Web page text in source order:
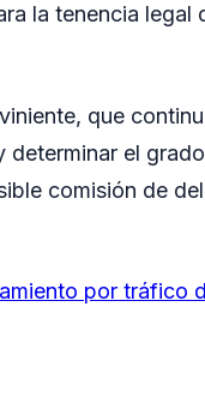
la tenencia legal
que
determinar el
comisión de
por tráfico